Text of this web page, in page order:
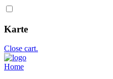
Karte
Close cart.
Home